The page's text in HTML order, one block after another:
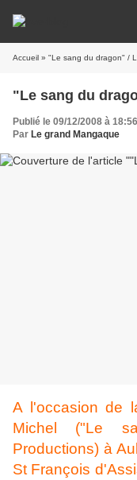
Accueil » "Le sang du dragon" /
"Le sang du
Publié le 09/12/2008 à 18:56
Par Le grand Mangaque
A l'occasion de
Michel ("Le
Productions) à
St François